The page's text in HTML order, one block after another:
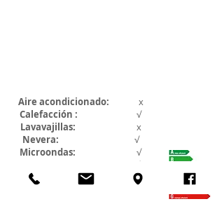
Aire acondicionado:
x
Calefacción : √
Lavavajillas:
x
Nevera: √
Microondas: √
WI-FI:
√